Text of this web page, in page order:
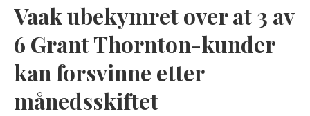
Vaak ubekymret over at 3 av
6 Grant Thornton-kunder
kan forsvinne etter
månedsskiftet